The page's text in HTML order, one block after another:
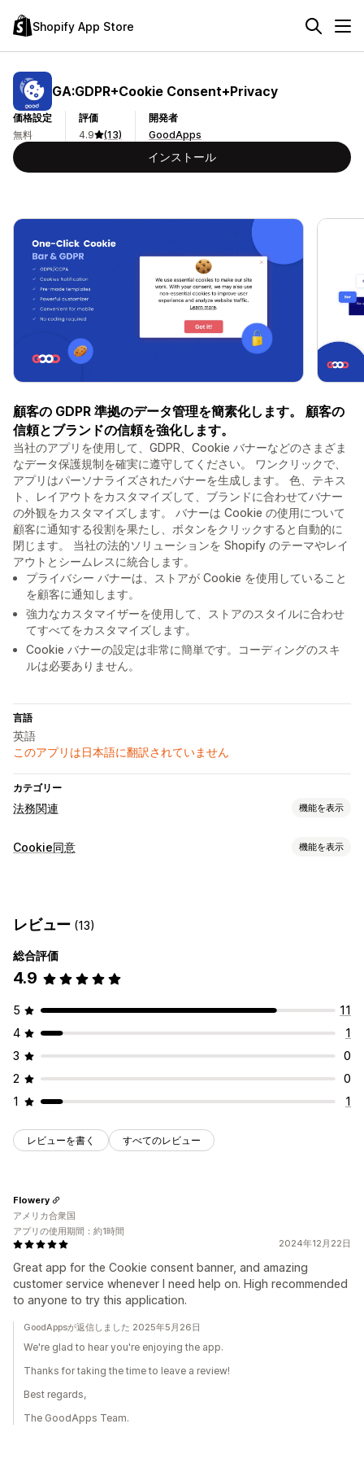
Shopify App Store
GA:GDPR+Cookie Consent+Privacy
価格設定
無料
評価
4.9
(13)
開発者
GoodApps
インストール
顧客の GDPR 準拠のデータ管理を簡素化します。 顧客の
信頼とブランドの信頼を強化します。
当社のアプリを使用して、GDPR、Cookie バナーなどのさまざま
なデータ保護規制を確実に遵守してください。 ワンクリックで、
アプリはパーソナライズされたバナーを生成します。 色、テキス
ト、レイアウトをカスタマイズして、ブランドに合わせてバナー
の外観をカスタマイズします。 バナーは Cookie の使用について
顧客に通知する役割を果たし、ボタンをクリックすると自動的に
閉じます。 当社の法的ソリューションを Shopify のテーマやレイ
アウトとシームレスに統合します。
プライバシー バナーは、ストアが Cookie を使用していること
を顧客に通知します。
強力なカスタマイザーを使用して、ストアのスタイルに合わせ
てすべてをカスタマイズします。
Cookie バナーの設定は非常に簡単です。コーディングのスキ
ルは必要ありません。
言語
英語
このアプリは日本語に翻訳されていません
カテゴリー
法務関連 機能を表示
コンプライアンス
ポップアップ 色とフォント
Cookie同意 機能を表示
CCPA GDPR
レビュー (13)
総合評価
4.9
5
11
4
1
3
0
2
0
1
1
レビューを書く すべてのレビュー
2024年12月22日
Great app for the Cookie consent banner, and amazing
customer service whenever I need help on. High recommended
to anyone to try this application.
Flowery
アメリカ合衆国
アプリの使用期間：約1時間
GoodAppsが返信しました 2025年5月26日
We're glad to hear you're enjoying the app.
Thanks for taking the time to leave a review!
Best regards,
The GoodApps Team.